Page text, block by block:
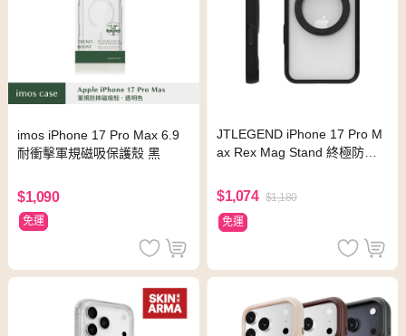
imos iPhone 17 Pro Max 6.9
耐衝擊軍規磁吸保護殼 黑
$1,090
免運
JTLEGEND iPhone 17 Pro M
ax Rex Mag Stand 終極防摔
$1,074 $1,180
免運